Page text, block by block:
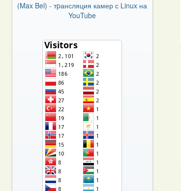
(Max Bel) - тpансляция камер с Linux на
YouTube